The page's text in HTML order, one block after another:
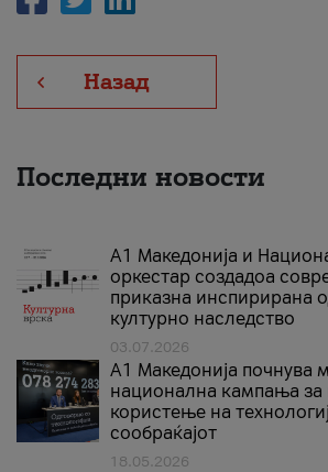
Назад
Последни новости
А1 Македонија и
оркестар создадоа
приказна инспирирана
културно наследство
03.07.2026
A1 Македонија почнува
национална кампања за
користење на
сообраќајот
18.05.2026